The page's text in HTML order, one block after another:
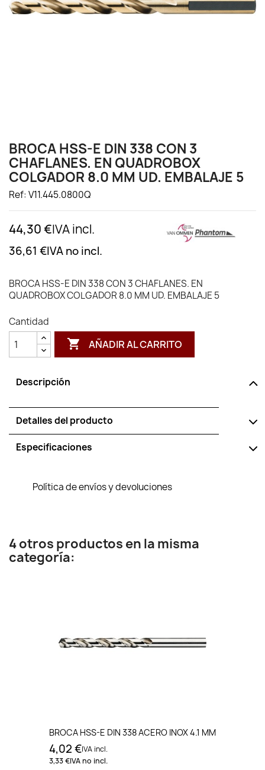
BROCA HSS-E DIN 338 CON 3
CHAFLANES. EN QUADROBOX
COLGADOR 8.0 MM UD. EMBALAJE 5
Ref: V11.445.0800Q
44,30 €IVA incl.
36,61 €IVA no incl.
BROCA HSS-E DIN 338 CON 3 CHAFLANES. EN
QUADROBOX COLGADOR 8.0 MM UD. EMBALAJE 5
Cantidad
 AÑADIR AL CARRITO
Descripción
Detalles del producto
Especificaciones
Política de envíos y devoluciones
4 otros productos en la misma
categoría:
BROCA HSS-E DIN 338 ACERO INOX 4.1 MM
4,02 €IVA incl.
3,33 €IVA no incl.